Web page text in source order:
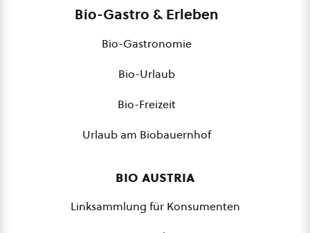
Bio-Gastro & Erleben
Bio-Gastronomie
Bio-Urlaub
Bio-Freizeit
Urlaub am Biobauernhof
bio austria
Linksammlung für Konsumenten